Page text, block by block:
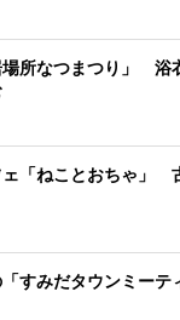
所なつまつり」 浴
「ねことおちゃ」
「すみだタウンミー